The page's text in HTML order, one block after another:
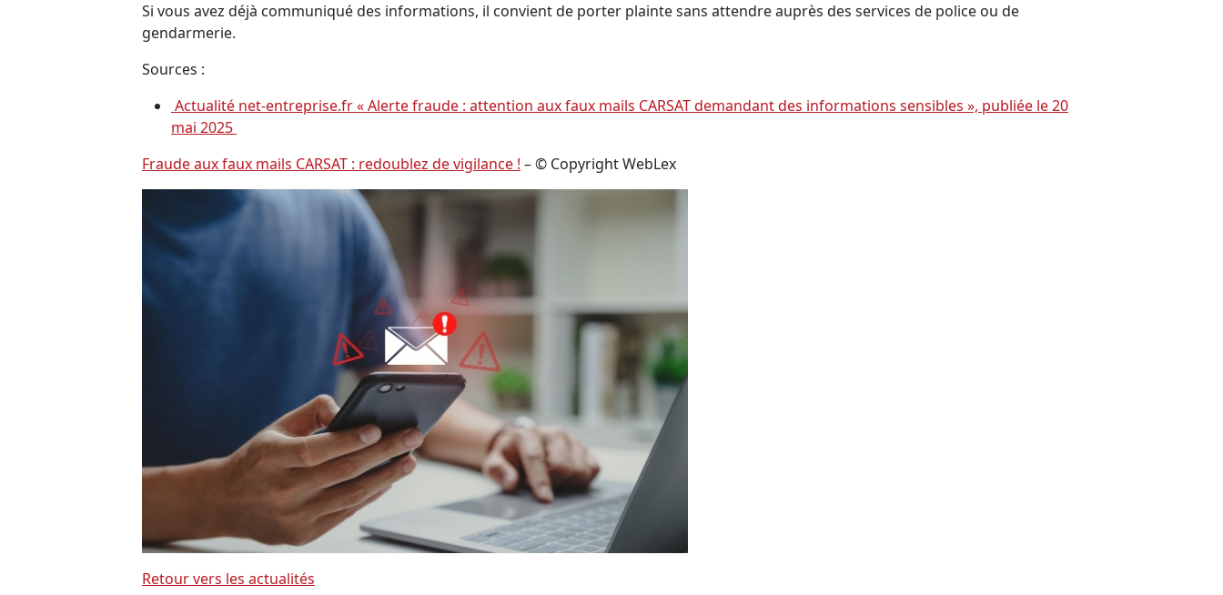
Si vous avez déjà communiqué des informations, il convient de porter plainte sans attendre auprès des services de police ou de
gendarmerie.
Sources :
Actualité net-entreprise.fr « Alerte fraude : attention aux faux mails CARSAT demandant des informations sensibles », publiée le 20
mai 2025
Fraude aux faux mails CARSAT : redoublez de vigilance ! – © Copyright WebLex
Retour vers les actualités